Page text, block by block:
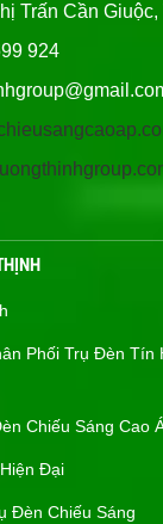
Trấn Cần
924
Phối Trụ Đèn Tín
Chiếu Sáng Cao
Đại
Đèn Chiếu Sáng